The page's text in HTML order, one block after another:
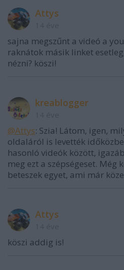
Attys
sajna megszűnt a videó a
raknátok másik linket
nézni? köszi!
kreablogger
@Attys: Szia! Látom, igen,
oldaláról is levették
hasonló videók között,
meg ezt a szépségeset. Még
beteszek egyet, ami már
Attys
köszi addig is!